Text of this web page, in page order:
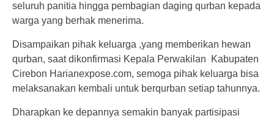
seluruh panitia hingga pembagian daging qurban kepada
warga yang berhak menerima.
Disampaikan pihak keluarga ,yang memberikan hewan
qurban, saat dikonfirmasi Kepala Perwakilan Kabupaten
Cirebon Harianexpose.com, semoga pihak keluarga bisa
melaksanakan kembali untuk berqurban setiap tahunnya.
Dharapkan ke depannya semakin banyak partisipasi